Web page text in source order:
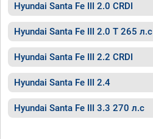
Hyundai Santa Fe III 2.0 CRDI
Hyundai Santa Fe III 2.0 T 265 л.с
Hyundai Santa Fe III 2.2 CRDI
Hyundai Santa Fe III 2.4
Hyundai Santa Fe III 3.3 270 л.с